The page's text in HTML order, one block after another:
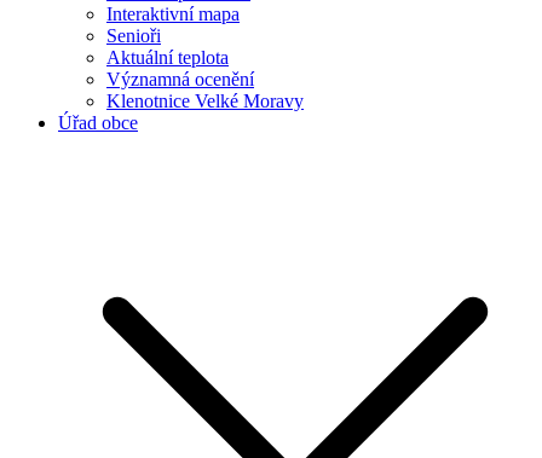
Interaktivní mapa
Senioři
Aktuální teplota
Významná ocenění
Klenotnice Velké Moravy
Úřad obce